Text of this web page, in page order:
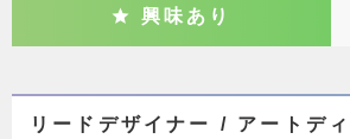
興味あり
リードデザイナー / アートデ